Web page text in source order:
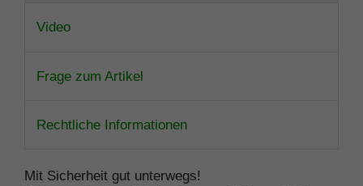
Video
Frage zum Artikel
Rechtliche Informationen
Mit Sicherheit gut unterwegs!